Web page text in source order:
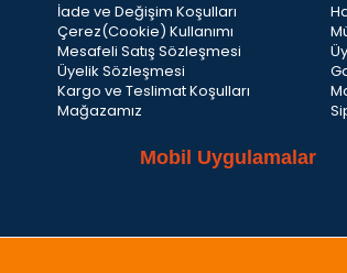
İade ve Değişim Koşulları
Çerez(Cookie) Kullanımı
Mesafeli Satış Sözleşmesi
Üyelik Sözleşmesi
Kargo ve Teslimat Koşulları
Mağazamız
Mobil Uygulamalar